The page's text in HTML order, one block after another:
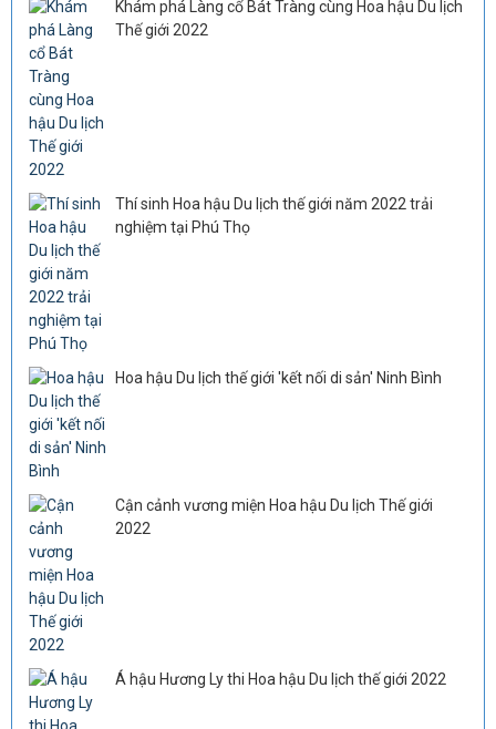
Khám phá Làng cổ Bát Tràng cùng Hoa hậu Du lịch
Thế giới 2022
Thí sinh Hoa hậu Du lịch thế giới năm 2022 trải
nghiệm tại Phú Thọ
Hoa hậu Du lịch thế giới 'kết nối di sản' Ninh Bình
Cận cảnh vương miện Hoa hậu Du lịch Thế giới
2022
Á hậu Hương Ly thi Hoa hậu Du lịch thế giới 2022